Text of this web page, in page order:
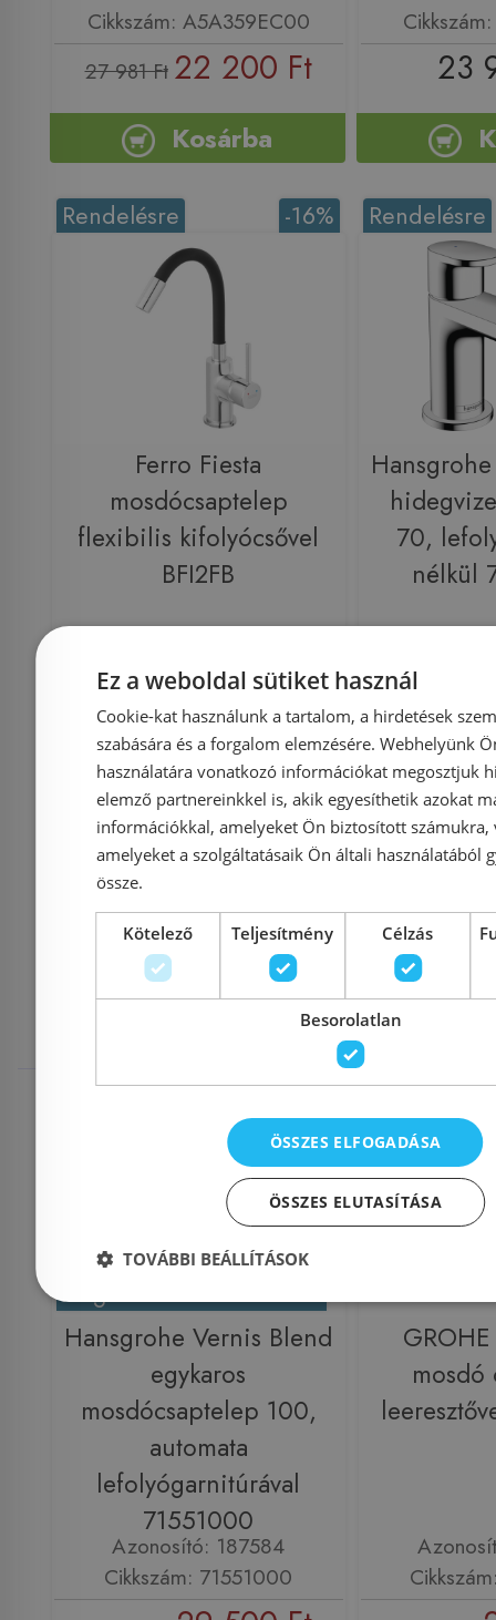
Cikkszám: A5A359EC00
27 981 Ft 22 200 Ft
Kosárba
23
-16%
Rendelésre
Ferro Fiesta
mosdócsaptelep
flexibilis kifolyócsővel
BFI2FB
Azonosító: 193924
Cikkszám: BFI2FB
22 900 Ft 19 236 Ft
Kosárba
Rendelésre
70,
nélkül
27 433 Ft
Mások
megnézték
-32%
Raktáron
Még 16 db ezen az áron!
Hansgrohe Vernis Blend
egykaros
mosdócsaptelep 100,
automata
lefolyógarnitúrával
71551000
Azonosító: 187584
Cikkszám: 71551000
Raktáron
mosdó
Ez a weboldal sütiket használ
Cookie-kat használunk a tartalom, a hirdetések
szabására és a forgalom elemzésére. Webhelyünk
használatára vonatkozó információkat megosztjuk
elemző partnereinkkel is, akik egyesíthetik azokat
információkkal, amelyeket Ön biztosított számukra,
amelyeket a szolgáltatásaik Ön általi használatából
össze.
Kötelező Teljesítmény Célzás
Besorolatlan
ÖSSZES ELFOGADÁSA
ÖSSZES ELUTASÍTÁSA
TOVÁBBI BEÁLLÍTÁSOK